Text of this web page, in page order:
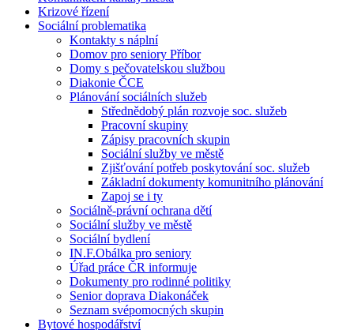
Krizové řízení
Sociální problematika
Kontakty s náplní
Domov pro seniory Příbor
Domy s pečovatelskou službou
Diakonie ČCE
Plánování sociálních služeb
Střednědobý plán rozvoje soc. služeb
Pracovní skupiny
Zápisy pracovních skupin
Sociální služby ve městě
Zjišťování potřeb poskytování soc. služeb
Základní dokumenty komunitního plánování
Zapoj se i ty
Sociálně-právní ochrana dětí
Sociální služby ve městě
Sociální bydlení
IN.F.Obálka pro seniory
Úřad práce ČR informuje
Dokumenty pro rodinné politiky
Senior doprava Diakonáček
Seznam svépomocných skupin
Bytové hospodářství